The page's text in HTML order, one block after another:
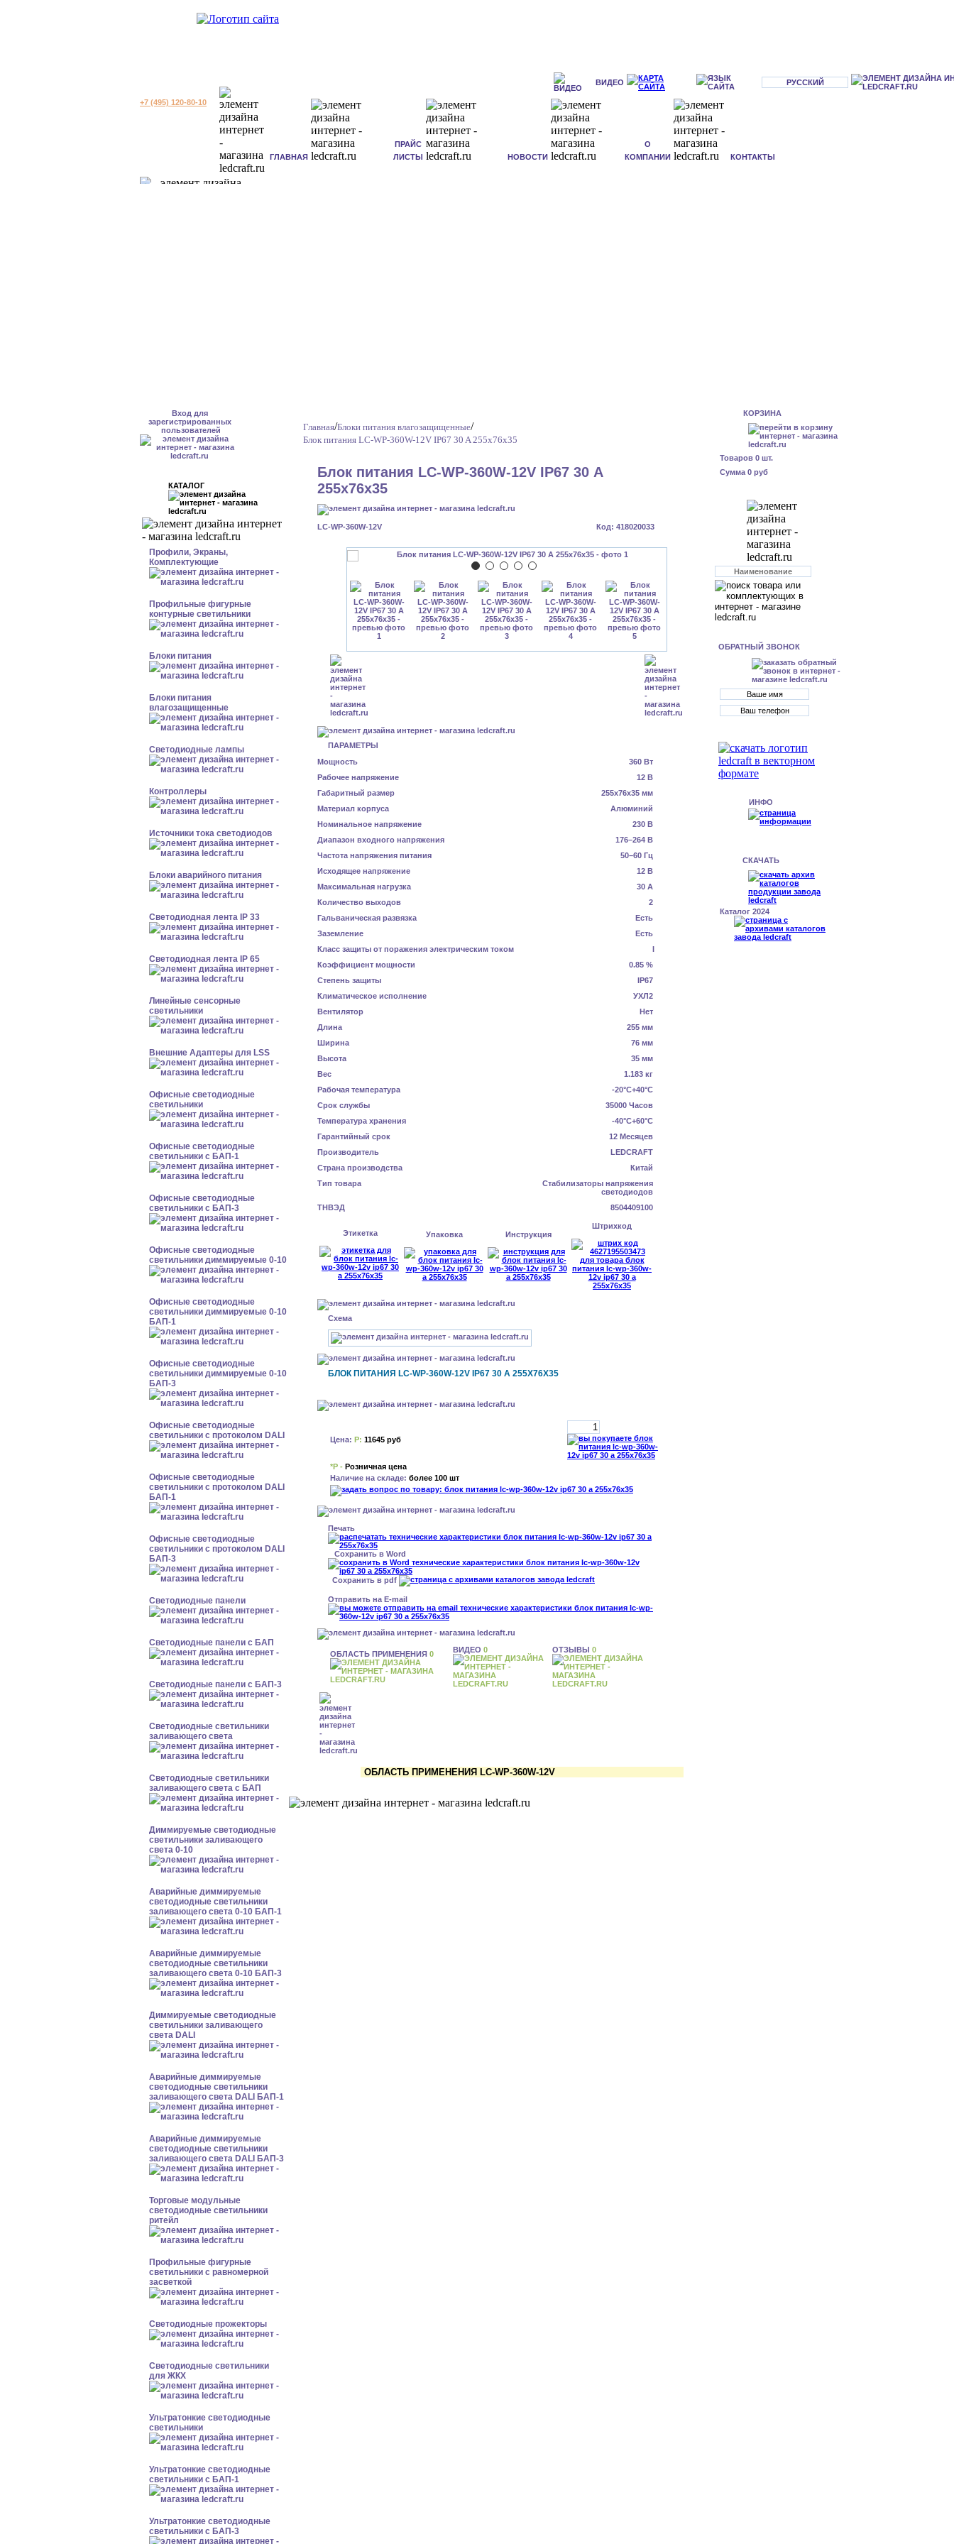
ВИДЕО РУССКИЙ
+7 (495) 120-80-10
ГЛАВНАЯ
ПРАЙС
ЛИСТЫ
НОВОСТИ
О
КОМПАНИИ
КОНТАКТЫ
Вход для
зарегистрированных
пользователей
КАТАЛОГ
Профили, Экраны,
Комплектующие
Профильные фигурные
контурные светильники
Блоки питания
Блоки питания
влагозащищенные
Светодиодные лампы
Контроллеры
Источники тока светодиодов
Блоки аварийного питания
Светодиодная лента IP 33
Светодиодная лента IP 65
Линейные сенсорные
светильники
Внешние Адаптеры для LSS
Офисные светодиодные
светильники
Офисные светодиодные
светильники с БАП-1
Офисные светодиодные
светильники с БАП-3
Офисные светодиодные
светильники диммируемые 0-10
Офисные светодиодные
светильники диммируемые 0-10
БАП-1
Офисные светодиодные
светильники диммируемые 0-10
БАП-3
Офисные светодиодные
светильники с протоколом DALI
Офисные светодиодные
светильники с протоколом DALI
БАП-1
Офисные светодиодные
светильники с протоколом DALI
БАП-3
Cветодиодные панели
Cветодиодные панели с БАП
Cветодиодные панели с БАП-3
Светодиодные светильники
заливающего света
Светодиодные светильники
заливающего света с БАП
Диммируемые светодиодные
светильники заливающего
света 0-10
Аварийные диммируемые
светодиодные светильники
заливающего света 0-10 БАП-1
Аварийные диммируемые
светодиодные светильники
заливающего света 0-10 БАП-3
Диммируемые светодиодные
светильники заливающего
света DALI
Аварийные диммируемые
светодиодные светильники
заливающего света DALI БАП-1
Аварийные диммируемые
светодиодные светильники
заливающего света DALI БАП-3
Торговые модульные
светодиодные светильники
ритейл
Профильные фигурные
светильники с равномерной
засветкой
Светодиодные прожекторы
Светодиодные светильники
для ЖКХ
Ультратонкие светодиодные
светильники
Ультратонкие светодиодные
светильники с БАП-1
Ультратонкие светодиодные
светильники с БАП-3
Главная/Блоки питания влагозащищенные/
Блок питания LC-WP-360W-12V IP67 30 A 255x76x35
Блок питания LC-WP-360W-12V IP67 30 А
255x76x35
Код: 418020033
LC-WP-360W-12V
ПАРАМЕТРЫ
Мощность
360 Вт
Рабочее напряжение
12 В
Габаритный размер
255x76x35 мм
Материал корпуса
Алюминий
Номинальное напряжение
230 В
Диапазон входного напряжения
176–264 В
Частота напряжения питания
50–60 Гц
Исходящее напряжение
12 В
Максимальная нагрузка
30 А
Количество выходов
2
Гальваническая развязка
Есть
Заземление
Есть
Класс защиты от поражения электрическим током
I
Коэффициент мощности
0.85 %
Степень защиты
IP67
Климатическое исполнение
УХЛ2
Вентилятор
Нет
Длина
255 мм
Ширина
76 мм
Высота
35 мм
Вес
1.183 кг
Рабочая температура
-20°C+40°C
Срок службы
35000 Часов
Температура хранения
-40°C+60°C
Гарантийный срок
12 Месяцев
Производитель
LEDCRAFT
Страна производства
Китай
Тип товара
Стабилизаторы напряжения
светодиодов
ТНВЭД
8504409100
Этикетка Упаковка Инструкция
Штрихкод
Схема
БЛОК ПИТАНИЯ LC-WP-360W-12V IP67 30 A 255X76X35
Цена: Р: 11645 руб
*Р - Розничная цена
Наличие на складе: более 100 шт
Печать
Сохранить в Word
Сохранить в pdf
Отправить на E-mail
ОБЛАСТЬ ПРИМЕНЕНИЯ 0 ВИДЕО 0 ОТЗЫВЫ 0
ОБЛАСТЬ ПРИМЕНЕНИЯ LC-WP-360W-12V
КОРЗИНА
Товаров 0 шт.
Сумма 0 руб
ОБРАТНЫЙ ЗВОНОК
ИНФО
СКАЧАТЬ
Каталог 2024